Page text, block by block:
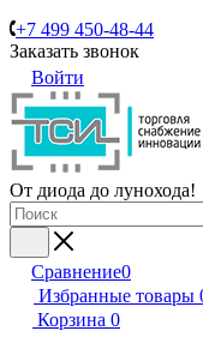
+7 499 450-48-44
Заказать звонок
Войти
От диода до лунохода!
Сравнение0
Избранные товары
Корзина 0